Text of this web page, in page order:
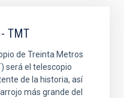
TMT
de Treinta Metros
será el telescopio
de la historia, así
más grande del